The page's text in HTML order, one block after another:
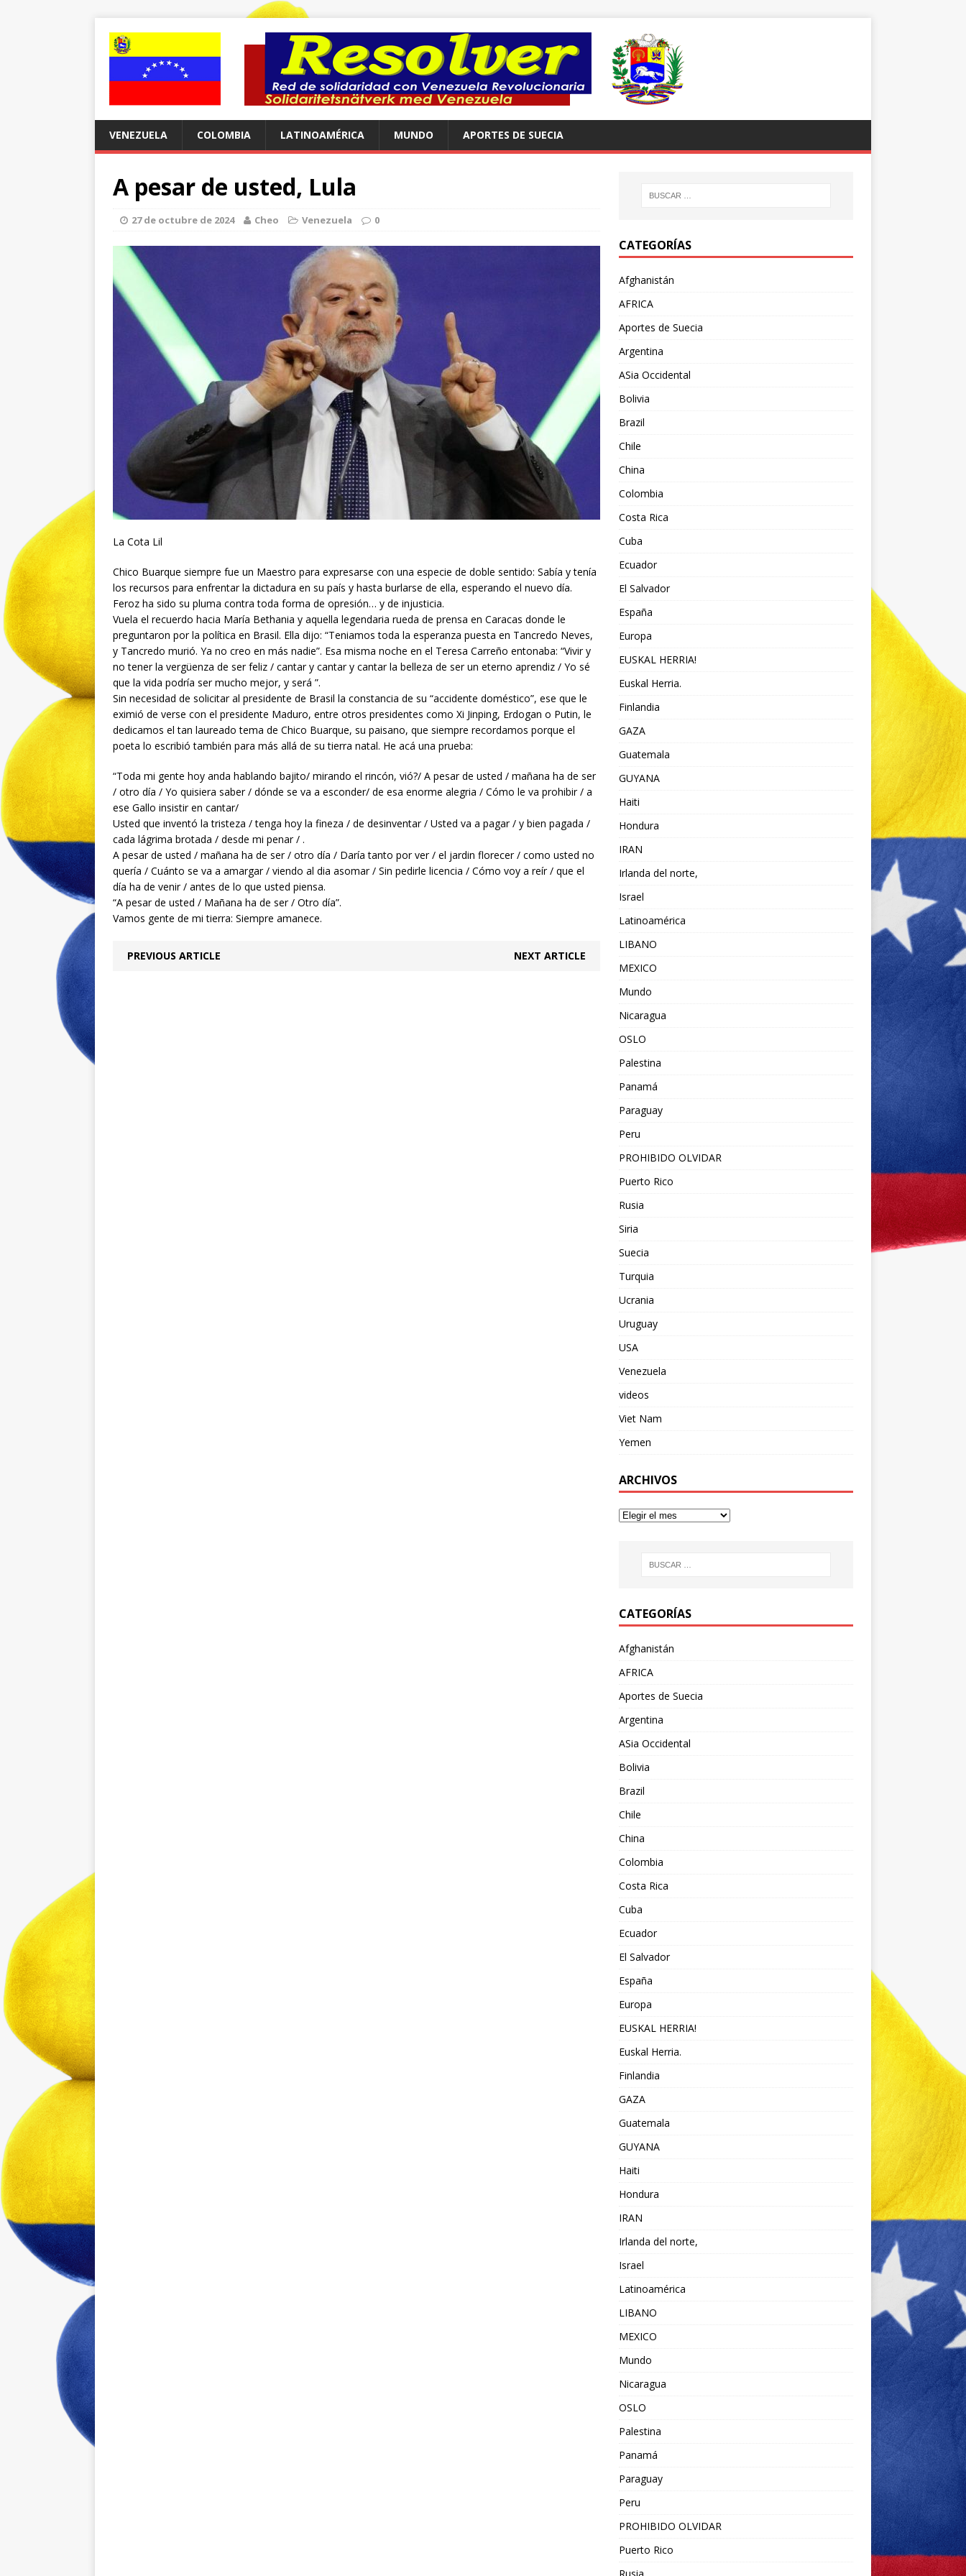
VENEZUELA COLOMBIA LATINOAMÉRICA MUNDO APORTES DE SUECIA
A pesar de usted, Lula
27 de octubre de 2024 Cheo Venezuela 0
La Cota Lil
Chico Buarque siempre fue un Maestro para expresarse con una especie de doble sentido: Sabía y tenía
los recursos para enfrentar la dictadura en su país y hasta burlarse de ella, esperando el nuevo día.
Feroz ha sido su pluma contra toda forma de opresión… y de injusticia.
Vuela el recuerdo hacia María Bethania y aquella legendaria rueda de prensa en Caracas donde le
preguntaron por la política en Brasil. Ella dijo: “Teniamos toda la esperanza puesta en Tancredo Neves,
y Tancredo murió. Ya no creo en más nadie”. Esa misma noche en el Teresa Carreño entonaba: “Vivir y
no tener la vergüenza de ser feliz / cantar y cantar y cantar la belleza de ser un eterno aprendiz / Yo sé
que la vida podría ser mucho mejor, y será ”.
Sin necesidad de solicitar al presidente de Brasil la constancia de su “accidente doméstico”, ese que le
eximió de verse con el presidente Maduro, entre otros presidentes como Xi Jinping, Erdogan o Putin, le
dedicamos el tan laureado tema de Chico Buarque, su paisano, que siempre recordamos porque el
poeta lo escribió también para más allá de su tierra natal. He acá una prueba:
“Toda mi gente hoy anda hablando bajito/ mirando el rincón, vió?/ A pesar de usted / mañana ha de ser
/ otro día / Yo quisiera saber / dónde se va a esconder/ de esa enorme alegria / Cómo le va prohibir / a
ese Gallo insistir en cantar/
Usted que inventó la tristeza / tenga hoy la fineza / de desinventar / Usted va a pagar / y bien pagada /
cada lágrima brotada / desde mi penar / .
A pesar de usted / mañana ha de ser / otro día / Daría tanto por ver / el jardin florecer / como usted no
quería / Cuánto se va a amargar / viendo al dia asomar / Sin pedirle licencia / Cómo voy a reír / que el
día ha de venir / antes de lo que usted piensa.
“A pesar de usted / Mañana ha de ser / Otro día”.
Vamos gente de mi tierra: Siempre amanece.
PREVIOUS ARTICLE NEXT ARTICLE
CATEGORÍAS
Afghanistán
AFRICA
Aportes de Suecia
Argentina
ASia Occidental
Bolivia
Brazil
Chile
China
Colombia
Costa Rica
Cuba
Ecuador
El Salvador
España
Europa
EUSKAL HERRIA!
Euskal Herria.
Finlandia
GAZA
Guatemala
GUYANA
Haiti
Hondura
IRAN
Irlanda del norte,
Israel
Latinoamérica
LIBANO
MEXICO
Mundo
Nicaragua
OSLO
Palestina
Panamá
Paraguay
Peru
PROHIBIDO OLVIDAR
Puerto Rico
Rusia
Siria
Suecia
Turquia
Ucrania
Uruguay
USA
Venezuela
videos
Viet Nam
Yemen
ARCHIVOS
CATEGORÍAS
Afghanistán
AFRICA
Aportes de Suecia
Argentina
ASia Occidental
Bolivia
Brazil
Chile
China
Colombia
Costa Rica
Cuba
Ecuador
El Salvador
España
Europa
EUSKAL HERRIA!
Euskal Herria.
Finlandia
GAZA
Guatemala
GUYANA
Haiti
Hondura
IRAN
Irlanda del norte,
Israel
Latinoamérica
LIBANO
MEXICO
Mundo
Nicaragua
OSLO
Palestina
Panamá
Paraguay
Peru
PROHIBIDO OLVIDAR
Puerto Rico